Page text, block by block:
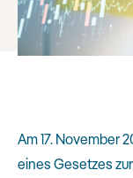
Am 17. November
eines Gesetzes